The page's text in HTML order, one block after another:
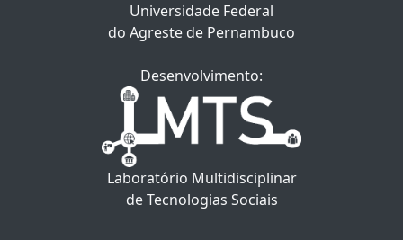
Universidade Federal
do Agreste de Pernambuco
Desenvolvimento:
Laboratório Multidisciplinar
de Tecnologias Sociais